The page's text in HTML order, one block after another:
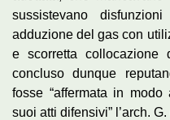
sussistevano
adduzione del gas con
e scorretta collocazione
concluso dunque
fosse “affermata in
suoi atti difensivi” l’arch. G.